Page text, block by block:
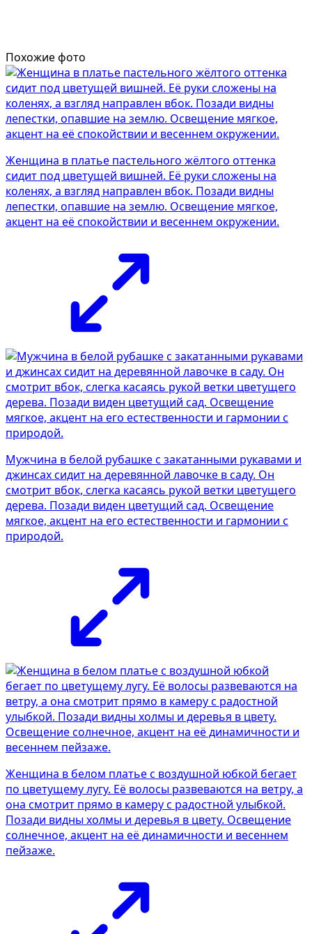
Похожие фото
Женщина в платье пастельного жёлтого оттенка
сидит под цветущей вишней. Её руки сложены на
коленях, а взгляд направлен вбок. Позади видны
лепестки, опавшие на землю. Освещение мягкое,
акцент на её спокойствии и весеннем окружении.
Мужчина в белой рубашке с закатанными рукавами и
джинсах сидит на деревянной лавочке в саду. Он
смотрит вбок, слегка касаясь рукой ветки цветущего
дерева. Позади виден цветущий сад. Освещение
мягкое, акцент на его естественности и гармонии с
природой.
Женщина в белом платье с воздушной юбкой бегает
по цветущему лугу. Её волосы развеваются на ветру, а
она смотрит прямо в камеру с радостной улыбкой.
Позади видны холмы и деревья в цвету. Освещение
солнечное, акцент на её динамичности и весеннем
пейзаже.